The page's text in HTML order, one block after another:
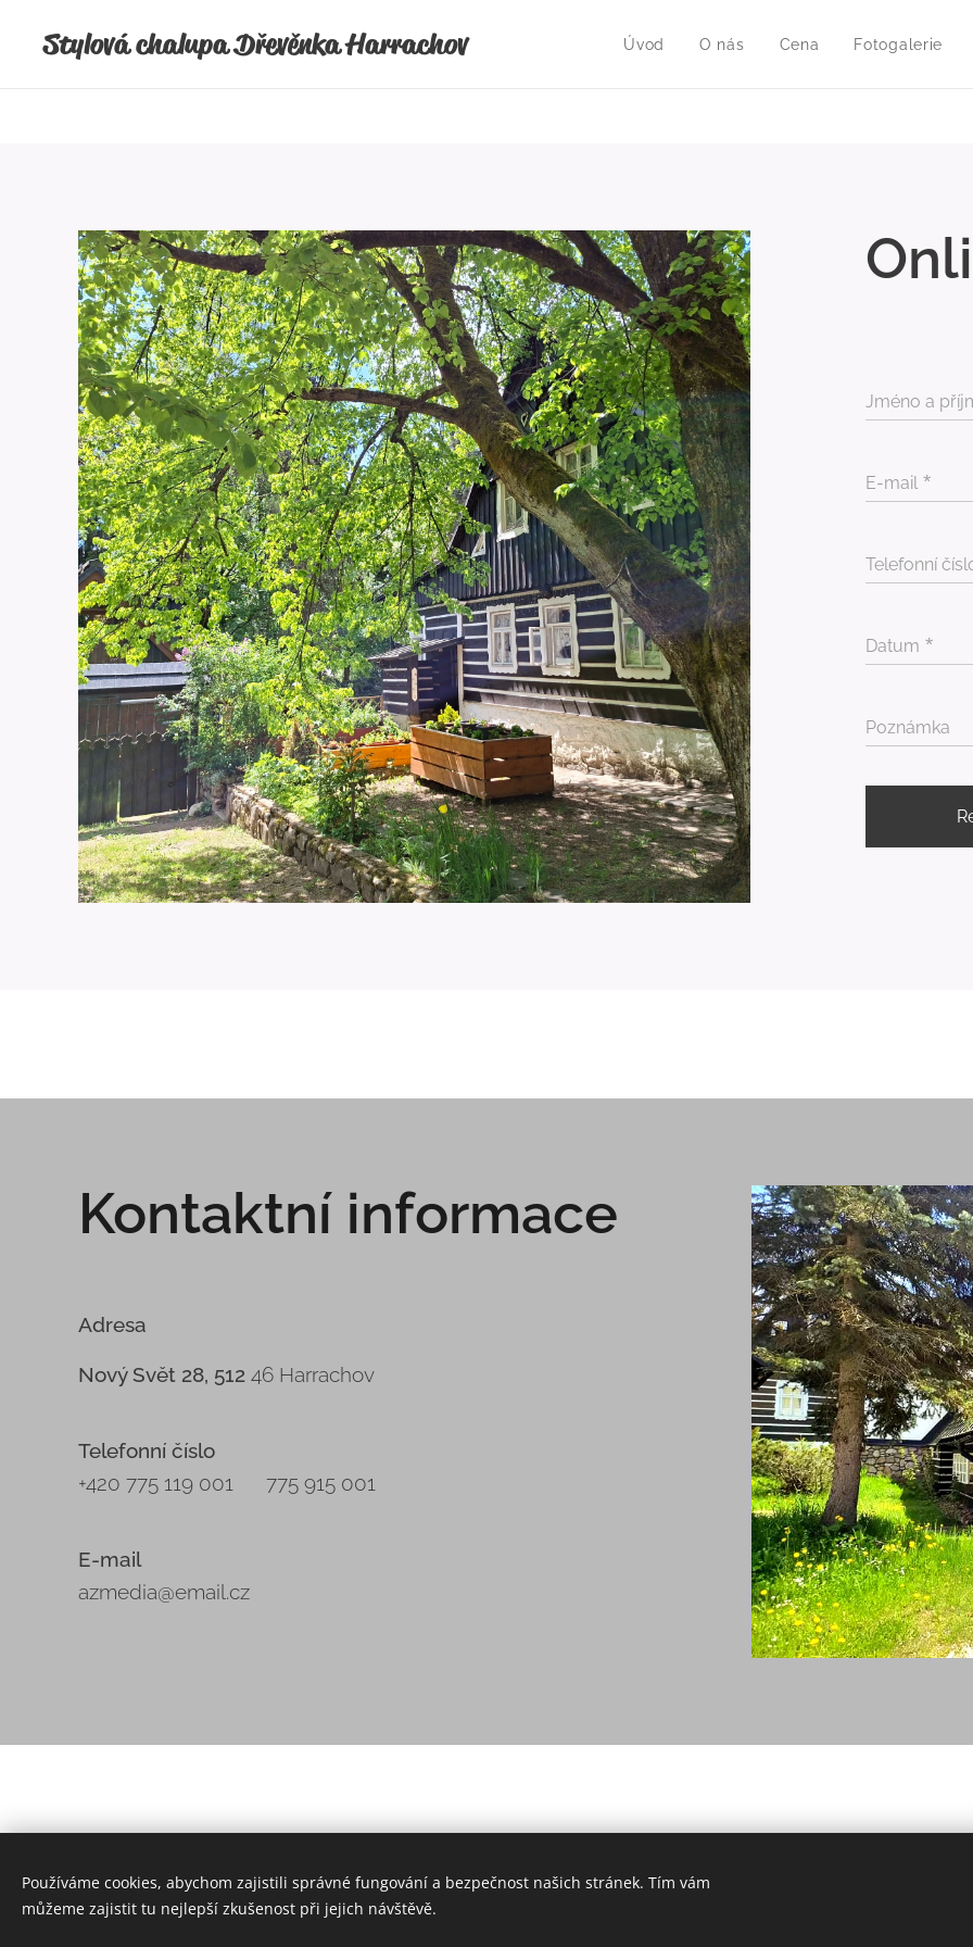
Stylová chalupa Dřevěnka Harrachov Úvod O nás Cena Fotogalerie
Jméno a
E-mail
Telefonní
Datum
Poznámka
Kontaktní informace
Adresa
Nový Svět 28, 512 46 Harrachov
Telefonní číslo
+420 775 119 001 775 915 001
E-mail
azmedia@email.cz
© 2022 Všechna práva vyhrazena
Používáme cookies, abychom zajistili správné fungování a bezpečnost našich stránek. Tím vám
můžeme zajistit tu nejlepší zkušenost při jejich návštěvě.